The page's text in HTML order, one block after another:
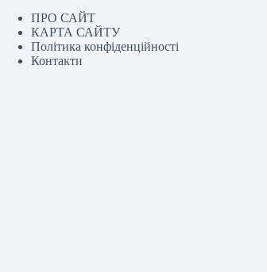
ПРО САЙТ
КАРТА САЙТУ
Політика конфіденційності
Контакти